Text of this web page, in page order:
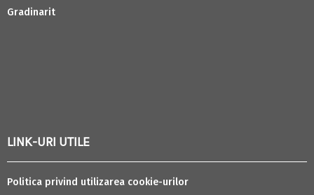
Gradinarit
LINK-URI UTILE
Politica privind utilizarea cookie-urilor